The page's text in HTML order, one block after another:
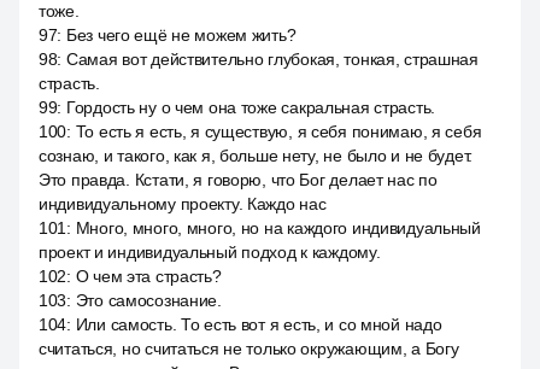
тоже.
97: Без чего ещё не можем жить?
98: Самая вот действительно глубокая, тонкая, страшная
страсть.
99: Гордость ну о чем она тоже сакральная страсть.
100: То есть я есть, я существую, я себя понимаю, я себя
сознаю, и такого, как я, больше нету, не было и не будет.
Это правда. Кстати, я говорю, что Бог делает нас по
индивидуальному проекту. Каждо нас
101 : Много, много, много, но на каждого индивидуальный
проект и индивидуальный подход к каждому.
102: О чем эта страсть?
103: Это самосознание.
104: Или самость. То есть вот я есть, и со мной надо
считаться, но считаться не только окружающим, а Богу